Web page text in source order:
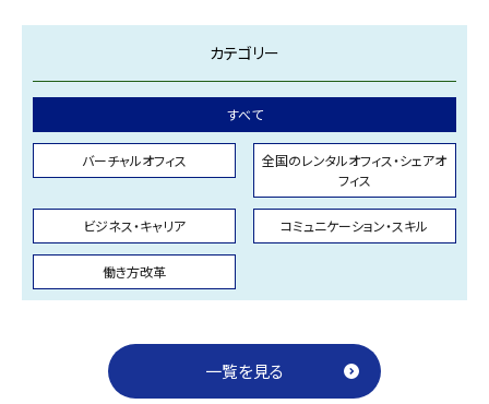
カテゴリー
すべて
バーチャルオフィス
全国のレンタルオフィス・シェアオ
フィス
ビジネス・キャリア コミュニケーション・スキル
働き方改革
一覧を見る